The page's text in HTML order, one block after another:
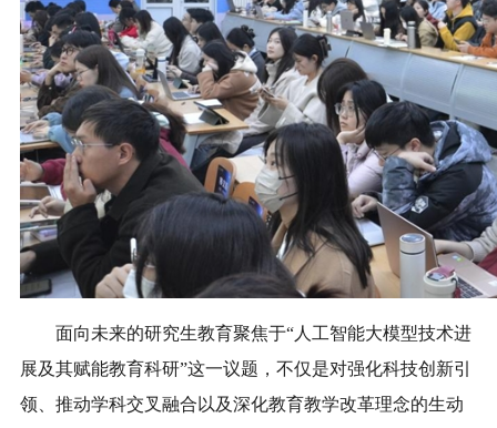
面向未来的研究生教育聚焦于“人工智能大模型技术进
展及其赋能教育科研”这一议题，不仅是对强化科技创新引
领、推动学科交叉融合以及深化教育教学改革理念的生动